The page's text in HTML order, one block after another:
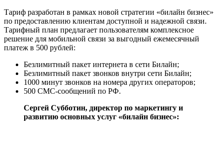
Тариф разработан в рамках новой стратегии «билайн бизнес»
по предоставлению клиентам доступной и надежной связи.
Тарифный план предлагает пользователям комплексное
решение для мобильной связи за выгодный ежемесячный
платеж в 500 рублей:
Безлимитный пакет интернета в сети Билайн;
Безлимитный пакет звонков внутри сети Билайн;
1000 минут звонков на номера других операторов;
500 СМС-сообщений по РФ.
Сергей Субботин, директор по маркетингу и
развитию основных услуг «билайн бизнес»: